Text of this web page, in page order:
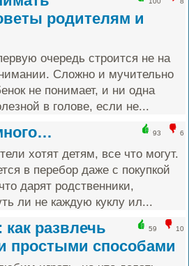
родителям и
очередь строится не на
Сложно и мучительно
не понимает, и ни одна
в голове, если не...
93 6
хотят детям, все что могут.
в перебор даже с покупкой
дарят родственники,
ли не каждую куклу ил...
59 10
развлечь
простыми способами